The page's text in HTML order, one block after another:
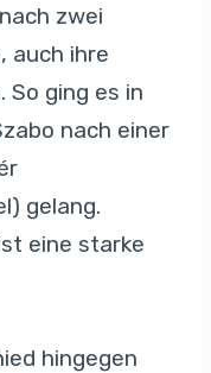
zwei
auch ihre
So ging es in
nach einer
gelang.
eine starke
hingegen